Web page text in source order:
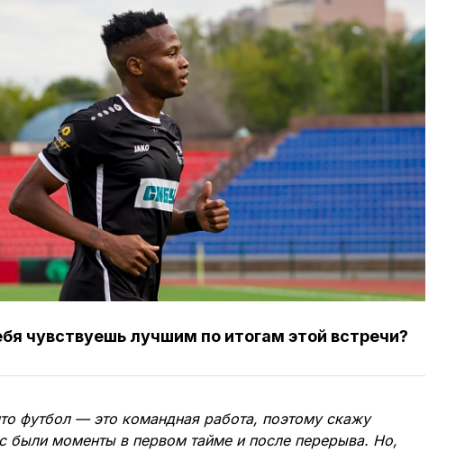
чувствуешь лучшим по итогам этой встречи?
футбол — это командная работа, поэтому скажу
были моменты в первом тайме и после перерыва. Но,